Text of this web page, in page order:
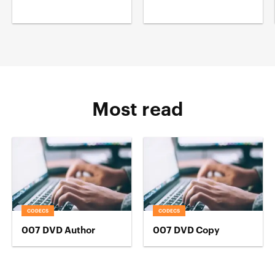
Most read
CODECS
007 DVD Author
CODECS
007 DVD Copy